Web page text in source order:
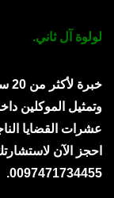
لولوة آل ثاني.
وتمثيل الموكلين
عشرات القضايا
احجز الآن
0097471734455.